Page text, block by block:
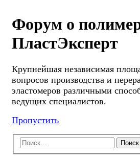
Форум о
ПластЭксперт
Крупнейшая независимая
вопросов производства и
эластомеров различными
ведущих специалистов.
Пропустить
Поиск